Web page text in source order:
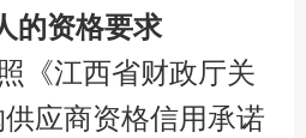
的资格要求
《江西省财政厅关
应商资格信用承诺